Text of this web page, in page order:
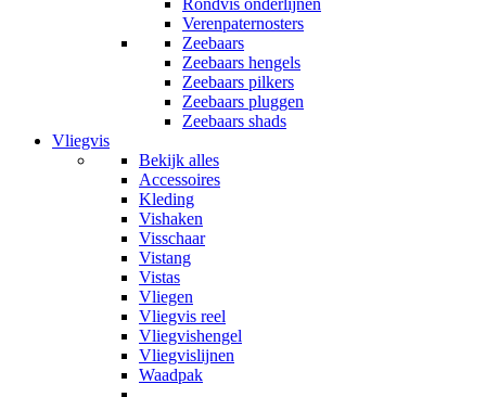
Rondvis onderlijnen
Verenpaternosters
Zeebaars
Zeebaars hengels
Zeebaars pilkers
Zeebaars pluggen
Zeebaars shads
Vliegvis
Bekijk alles
Accessoires
Kleding
Vishaken
Visschaar
Vistang
Vistas
Vliegen
Vliegvis reel
Vliegvishengel
Vliegvislijnen
Waadpak